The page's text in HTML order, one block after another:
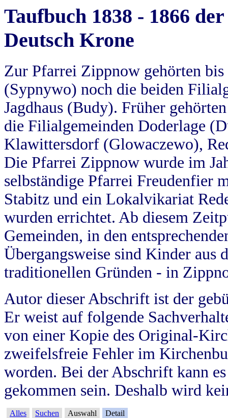
Taufbuch 1838 - 1866
Deutsch Krone
Zur Pfarrei Zippnow gehörten
(Sypnywo) noch die beiden
Jagdhaus (Budy). Früher
die Filialgemeinden Doderlage
Klawittersdorf (Glowaczewo),
Die Pfarrei Zippnow wurde im
selbständige Pfarrei Freudenfier
Stabitz und ein Lokalvikariat
wurden errichtet. Ab diesem
Gemeinden, in den
Übergangsweise sind Kinder aus
traditionellen Gründen - in
Autor dieser Abschrift ist der
Er weist auf folgende
von einer Kopie des Original-
zweifelsfreie Fehler im
worden. Bei der Abschrift kann
gekommen sein. Deshalb wird
Alles Suchen Auswahl Detail